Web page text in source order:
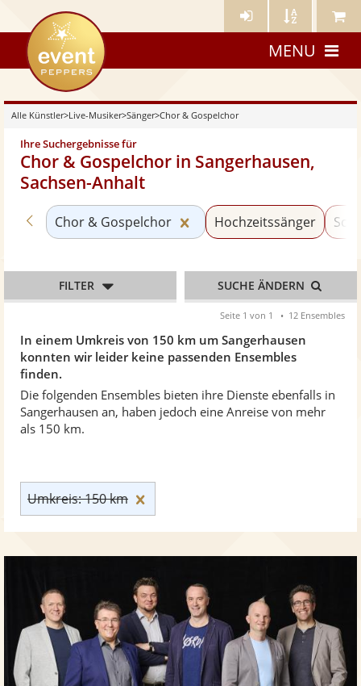
Künstler- Künstler Meine
eventpeppers
MENU
Alle Künstler>Live-Musiker>Sänger>Chor & Gospelchor
Ihre Suchergebnisse für
Chor & Gospelchor in Sangerhausen,
Sachsen-Anhalt
In einem Umkreis von 150 km um Sangerhausen
konnten wir leider keine passenden Ensembles
finden.
Die folgenden Ensembles bieten ihre Dienste ebenfalls in
Sangerhausen an, haben jedoch eine Anreise von mehr
als 150 km.
Zurück zu «Sänger»
Chor & Gospelchor Kategorie «Chor &
Hochzeitssänger
Umkreis: 150 km
FILTER SUCHE ÄNDERN
Seite 1 von 1 12 Ensembles